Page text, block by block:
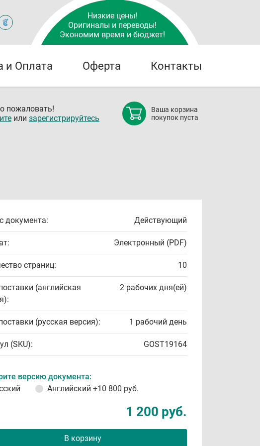
Низкие цены!
Оригиналы и переводы!
Экономим время и бюджет!
и Оплата Оферта Контакты
пожаловать!
или зарегистрируйтесь
Ваша корзина
покупок пуста
документа: Действующий
Электронный (PDF)
страниц: 10
(английская
2 рабочих дня(ей)
(русская версия): 1 рабочий день
(SKU): GOST19164
версию документа:
Английский +10 800 руб.
1 200 руб.
В корзину